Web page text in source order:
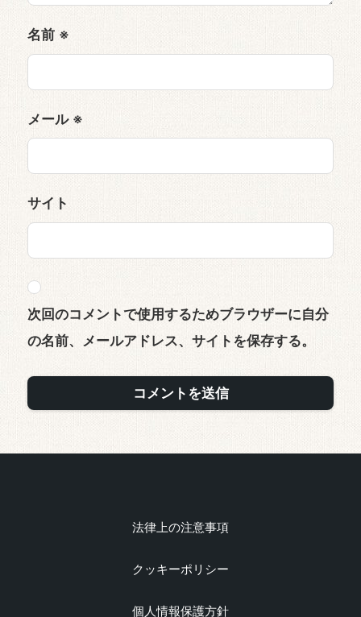
名前※
メール ※
サイト
次回のコメントで使用するためブラウザーに自分
の名前、メールアドレス、サイトを保存する。
法律上の注意事項
クッキーポリシー
個人情報保護方針